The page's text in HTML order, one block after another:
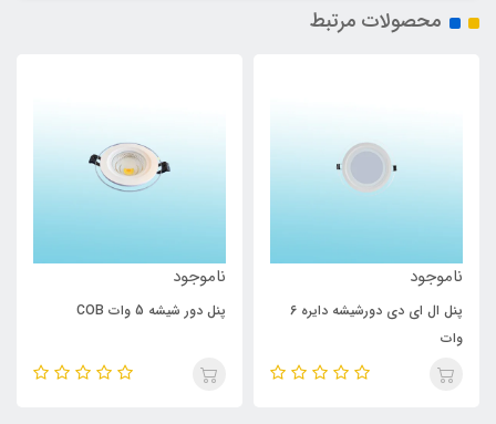
محصولات مرتبط
ناموجود
پنل ال ای دی دورشیشه دایره 6
وات
ناموجود
پنل دور شیشه 5 وات COB